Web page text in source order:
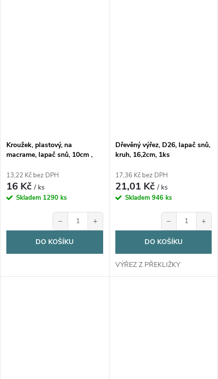
Kroužek, plastový, na
macrame, lapač snů, 10cm ,
13,22 Kč bez DPH
16 Kč/ ks
Skladem 1290 ks
− +
DO KOŠÍKU
Dřevěný výřez, D26, lapač snů,
kruh, 16,2cm, 1ks
17,36 Kč bez DPH
21,01 Kč/ ks
Skladem 946 ks
− +
DO KOŠÍKU
VÝŘEZ Z PŘEKLIŽKY